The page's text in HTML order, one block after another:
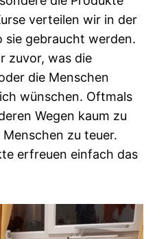
verteilen wir in der
gebraucht werden.
zuvor, was die
die Menschen
wünschen. Oftmals
Wegen kaum zu
zu teuer.
erfreuen einfach das